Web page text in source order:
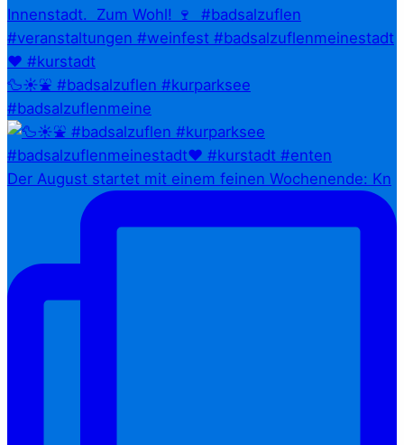
🦆☀️⛲ #badsalzuflen #kurparksee
#badsalzuflenmeine
Der August startet mit einem feinen Wochenende: Kn